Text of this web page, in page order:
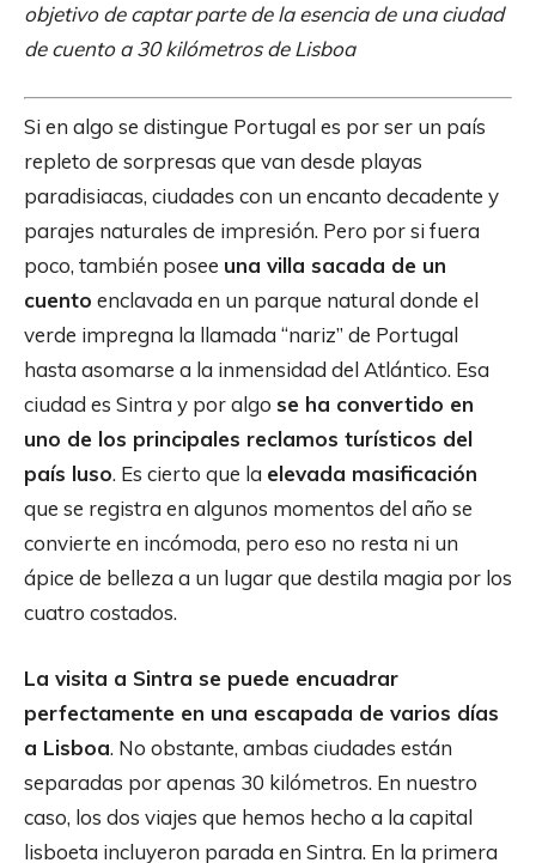
objetivo de captar parte de la esencia de una ciudad
de cuento a 30 kilómetros de Lisboa
Si en algo se distingue Portugal es por ser un país
repleto de sorpresas que van desde playas
paradisiacas, ciudades con un encanto decadente y
parajes naturales de impresión. Pero por si fuera
poco, también posee una villa sacada de un
cuento enclavada en un parque natural donde el
verde impregna la llamada “nariz” de Portugal
hasta asomarse a la inmensidad del Atlántico. Esa
ciudad es Sintra y por algo se ha convertido en
uno de los principales reclamos turísticos del
país luso. Es cierto que la elevada masificación
que se registra en algunos momentos del año se
convierte en incómoda, pero eso no resta ni un
ápice de belleza a un lugar que destila magia por los
cuatro costados.
La visita a Sintra se puede encuadrar
perfectamente en una escapada de varios días
a Lisboa. No obstante, ambas ciudades están
separadas por apenas 30 kilómetros. En nuestro
caso, los dos viajes que hemos hecho a la capital
lisboeta incluyeron parada en Sintra. En la primera